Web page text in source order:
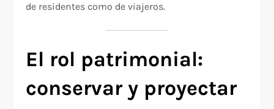
de residentes como de viajeros.
El rol patrimonial:
conservar y proyectar